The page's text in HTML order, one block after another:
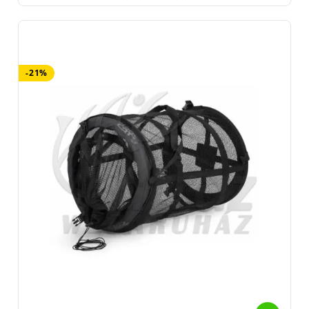
Az áruházunk választékába igyekeztünk a legjobb termékeket
betenni. A By Döme Team Feeder, a Nevis és a Carp Zoom
versenyhaltartókat nagy elégedettséggel használják már évek
óta a vásárlóink. De természetesen a világmárkák kedvelői is
megtalálják a számukra megfelelő haltartót. Ezek közül ki kell
emelni a Guru, a Matrix a Preston Innovations és a Dynamite
baits versenyhaltartóit.
A hagyományos haltartók.Általában zsákos kivételben
készülnek, fonott, szőtt elemi szálakból vagy esetleg vékony
kötélből. Két változatát találhatjátok meg a kínálatunkban.
a zsákos formájút és a karikás változatot, mely hasonlít a
versenyhaltartókra, bár szerkezete közel sem annyira masszív. A
-21%